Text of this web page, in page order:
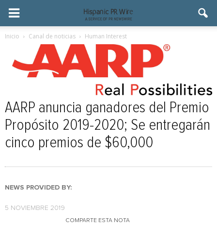
Inicio Canal de noticias Human Interest
AARP anuncia ganadores del Premio
Propósito 2019-2020; Se entregarán
cinco premios de $60,000
NEWS PROVIDED BY:
5 NOVIEMBRE 2019
COMPARTE ESTA NOTA